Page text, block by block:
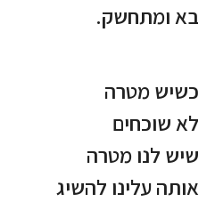
בא ומתחשק.
כשיש מטרה
לא שוכחים
שיש לנו מטרה
אותה עלינו להשיג